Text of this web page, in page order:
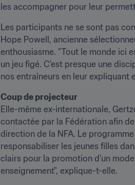
les accompagner pour leur
Les participants ne se sont pas
Hope Powell, ancienne
enthousiasme. "Tout le monde ici
un jeu figé. C'est presque une
nos entraîneurs en leur expliquant
Coup de projecteur
Elle-même ex-internationale,
contactée par la Fédération afin
direction de la NFA. Le programme
responsabiliser les jeunes filles
clairs pour la promotion d'un
enseignement", explique-t-elle.